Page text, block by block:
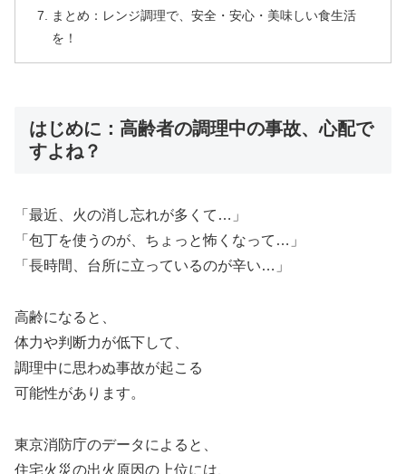
まとめ：レンジ調理で、安全・安心・美味しい食生活
を！
はじめに：高齢者の調理中の事故、心配で
すよね？
「最近、火の消し忘れが多くて…」
「包丁を使うのが、ちょっと怖くなって…」
「長時間、台所に立っているのが辛い…」
高齢になると、
体力や判断力が低下して、
調理中に思わぬ事故が起こる
可能性があります。
東京消防庁のデータによると、
住宅火災の出火原因の上位には、